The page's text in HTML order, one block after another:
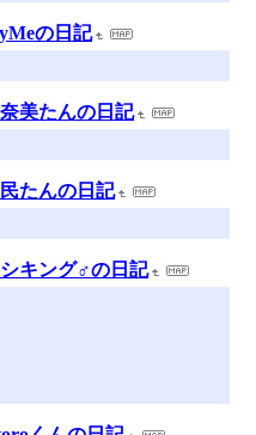
の日記
美たんの日記
たんの日記
キング♂の日記